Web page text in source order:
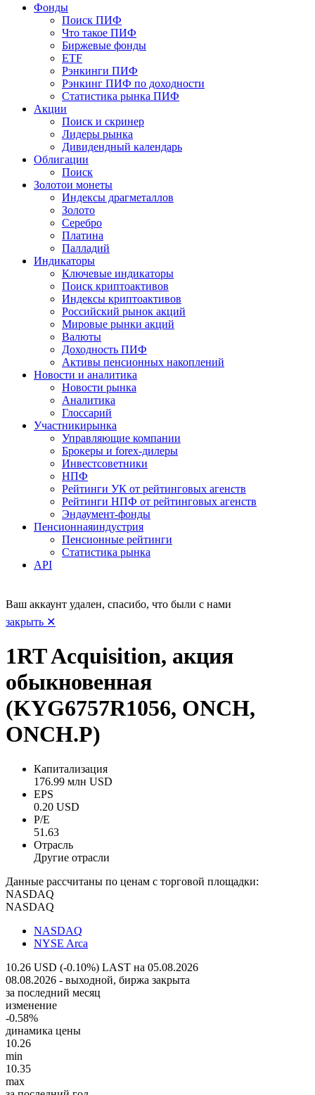
Фонды
Поиск ПИФ
Что такое ПИФ
Биржевые фонды
ETF
Рэнкинги ПИФ
Рэнкинг ПИФ по доходности
Статистика рынка ПИФ
Акции
Поиск и скринер
Лидеры рынка
Дивидендный календарь
Облигации
Поиск
Золотои монеты
Индексы драгметаллов
Золото
Серебро
Платина
Палладий
Индикаторы
Ключевые индикаторы
Поиск криптоактивов
Индексы криптоактивов
Российский рынок акций
Мировые рынки акций
Валюты
Доходность ПИФ
Активы пенсионных накоплений
Новости и аналитика
Новости рынка
Аналитика
Глоссарий
Участникирынка
Управляющие компании
Брокеры и forex-дилеры
Инвестсоветники
НПФ
Рейтинги УК от рейтинговых агенств
Рейтинги НПФ от рейтинговых агенств
Эндаумент-фонды
Пенсионнаяиндустрия
Пенсионные рейтинги
Статистика рынка
API
Ваш аккаунт удален, спасибо, что были с нами
закрыть ✕
1RT Acquisition, акция
обыкновенная
(KYG6757R1056, ONCH,
ONCH.P)
Капитализация
176.99 млн USD
EPS
0.20 USD
P/E
51.63
Отрасль
Другие отрасли
Данные рассчитаны по ценам с торговой площадки:
NASDAQ
NASDAQ
NASDAQ
NYSE Arca
10.26 USD (-0.10%) LAST на 05.08.2026
08.08.2026 - выходной, биржа закрыта
за последний месяц
изменение
-0.58%
динамика цены
10.26
min
10.35
max